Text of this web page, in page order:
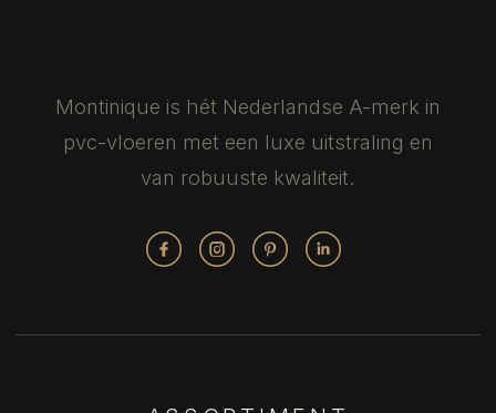
Montinique is hét Nederlandse A-merk in
pvc-vloeren met een luxe uitstraling en
van robuuste kwaliteit.